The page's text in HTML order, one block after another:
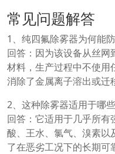
常见问题解答
1、纯四氟除雾器为何能
回答：因为该设备从丝
材料，生产过程中不使用
消除了金属离子溶出或迁
2、这种除雾器适用于哪
回答：它适用于几乎所
酸、王水、氯气、溴素以
了在恶劣工况下的长期可